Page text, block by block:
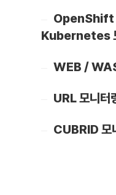
OpenShift
Kubernetes
WEB /
URL 모니터
CUBRID 모